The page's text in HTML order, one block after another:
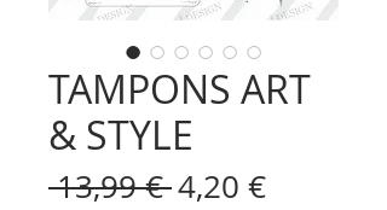
TAMPONS ART
& STYLE
13,99 € Prix
4,20 €Prix